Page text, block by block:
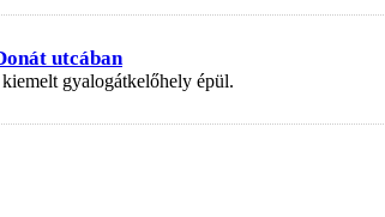
utcában
gyalogátkelőhely épül.